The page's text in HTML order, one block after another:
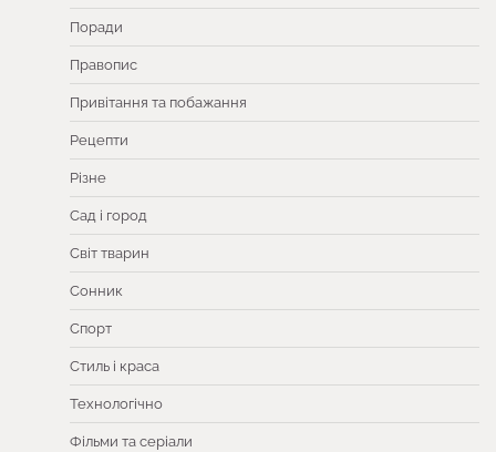
Поради
Правопис
Привітання та побажання
Рецепти
Різне
Сад і город
Світ тварин
Сонник
Спорт
Стиль і краса
Технологічно
Фільми та серіали